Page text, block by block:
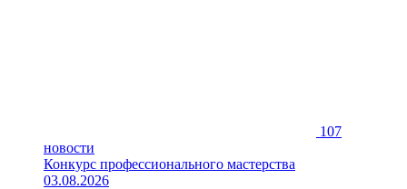
107
новости
Конкурс профессионального мастерства
03.08.2026